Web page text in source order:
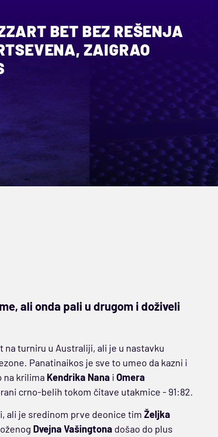
BET BEZ REŠENJA
ZAIGRAO
ali onda pali u drugom i doživeli
na turniru u Australiji, ali je u nastavku
Panatinaikos je sve to umeo da kazni i
na krilima Kendrika Nana i Omera
crno-belih tokom čitave utakmice - 91:82.
ali je sredinom prve deonice tim Željka
Dvejna Vašingtona došao do plus